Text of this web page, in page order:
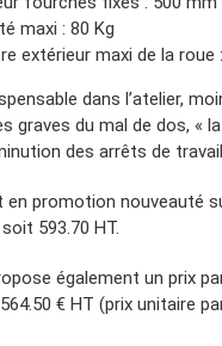
maxi : 80 Kg
extérieur maxi de la roue
dans l’atelier,
graves du mal de dos, «
des arrêts de travail…
promotion nouveauté
HT.
également un prix
€ HT (prix unitaire par